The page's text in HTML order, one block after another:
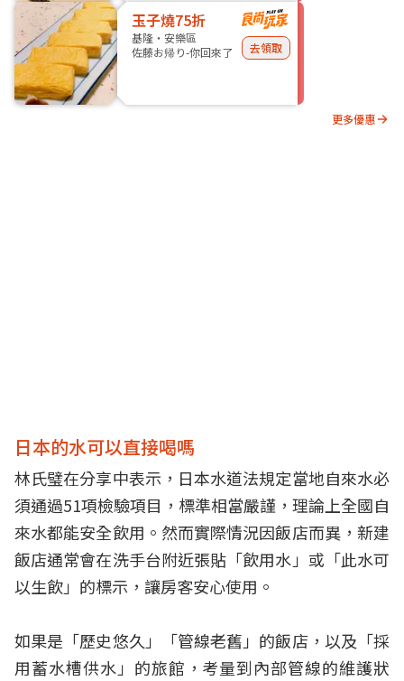
玉子燒75折
基隆・安樂區
佐藤お帰り-你回來了
去領取
更多優惠
日本的水可以直接喝嗎
林氏璧在分享中表示，日本水道法規定當地自來水必
須通過51項檢驗項目，標準相當嚴謹，理論上全國自
來水都能安全飲用。然而實際情況因飯店而異，新建
飯店通常會在洗手台附近張貼「飲用水」或「此水可
以生飲」的標示，讓房客安心使用。
如果是「歷史悠久」「管線老舊」的飯店，以及「採
用蓄水槽供水」的旅館，考量到內部管線的維護狀